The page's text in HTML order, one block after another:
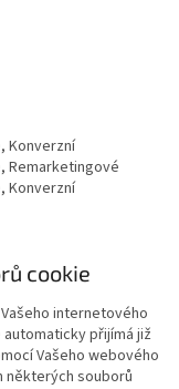
Konverzní
Remarketingové
Konverzní
cookie
internetového
přijímá již
Vašeho webového
některých souborů